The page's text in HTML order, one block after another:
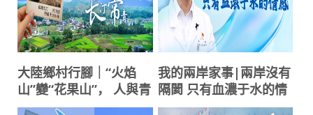
大陸鄉村行腳｜“火焰
山”變“花果山”， 人與青
山兩不負
我的兩岸家事|兩岸沒有
隔閡 只有血濃于水的情
感